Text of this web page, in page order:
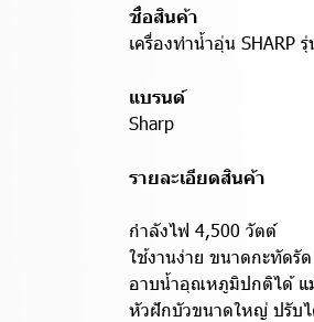
ชื่อสินค้า
เครื่องทำน้ำอุ่น SHARP
แบรนด์
Sharp
รายละเอียดสินค้า
กำลังไฟ 4,500 วัตต์
ใช้งานง่าย ขนาดกะทัดรัด
อาบน้ำอุณหภูมิปกติได้ แ
หัวฝักบัวขนาดใหญ่ ปรับไ